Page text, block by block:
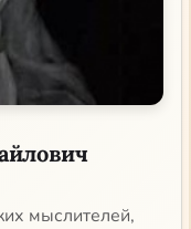
мыслителей,